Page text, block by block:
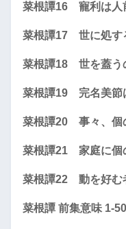
菜根譚16 寵利は人
菜根譚17 世に処す
菜根譚18 世を蓋う
菜根譚19 完名美節
菜根譚20 事々、個
菜根譚21 家庭に個
菜根譚22 動を好む
菜根譚 前集意味 1-50